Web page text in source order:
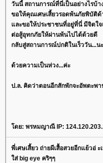
วันนี้ สถานการณ์ที่นี่เป็นอย่างไรบ้า
ขอให้คุณเศษเสี้ยวรอดพ้นภัยพิบัติ
ละขอให้ประชาชนที่อยู่ที่นี่ มีจิตใจ
ต่อสู้อุทกภัยให้ผ่านพ้นไปได้ด้วยดี
กลับสู่สถานการณ์ปกติในเร็ววัน...น
ด้วยความเป็นห่วง...ค่ะ
ป.ล. คิดว่าตอนอีกสักพักจะอัพตะพา
ดย: พรหมญาณี IP:
พี่เศษเสี้ยว ถ่ายผีเสื้อสวยอีกแย้วอ่
ส่ big eye คริๆๆ